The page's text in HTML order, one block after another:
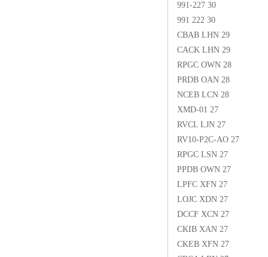
991-227 30
991 222 30
CBAB LHN 29
CACK LHN 29
RPGC OWN 28
PRDB OAN 28
NCEB LCN 28
XMD-01 27
RVCL LJN 27
RV10-P2C-AO 27
RPGC LSN 27
PPDB OWN 27
LPFC XFN 27
LOJC XDN 27
DCCF XCN 27
CKIB XAN 27
CKEB XFN 27